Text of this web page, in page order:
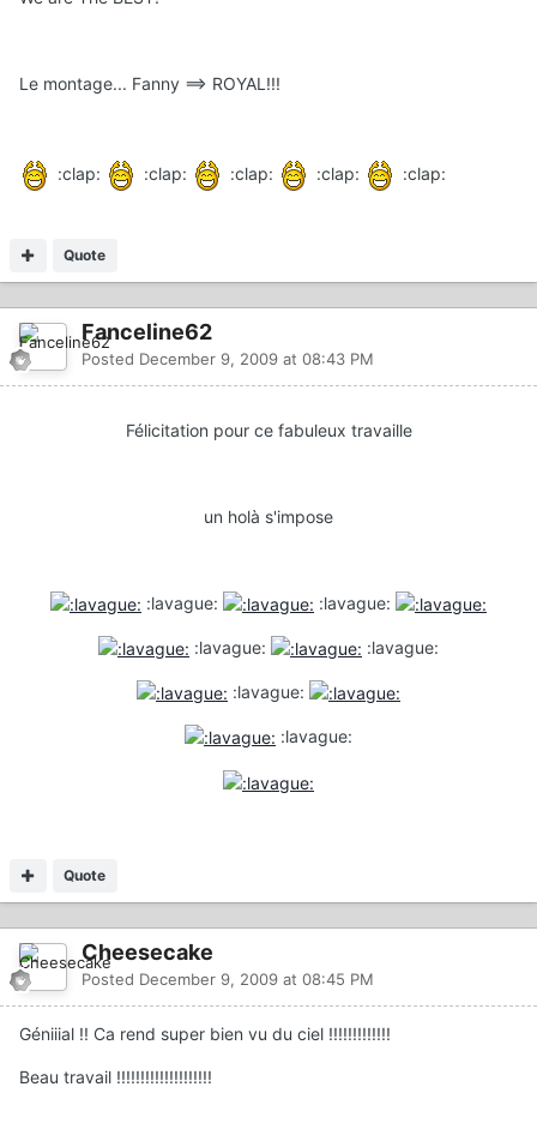
Le montage... Fanny ==> ROYAL!!!
:clap: :clap: :clap: :clap: :clap:
Quote
Fanceline62
Posted December 9, 2009 at 08:43 PM
Félicitation pour ce fabuleux travaille
un holà s'impose
:lavague: :lavague:
:lavague: :lavague:
:lavague:
:lavague:
Quote
Cheesecake
Posted December 9, 2009 at 08:45 PM
Géniiial !! Ca rend super bien vu du ciel !!!!!!!!!!!!!
Beau travail !!!!!!!!!!!!!!!!!!!!